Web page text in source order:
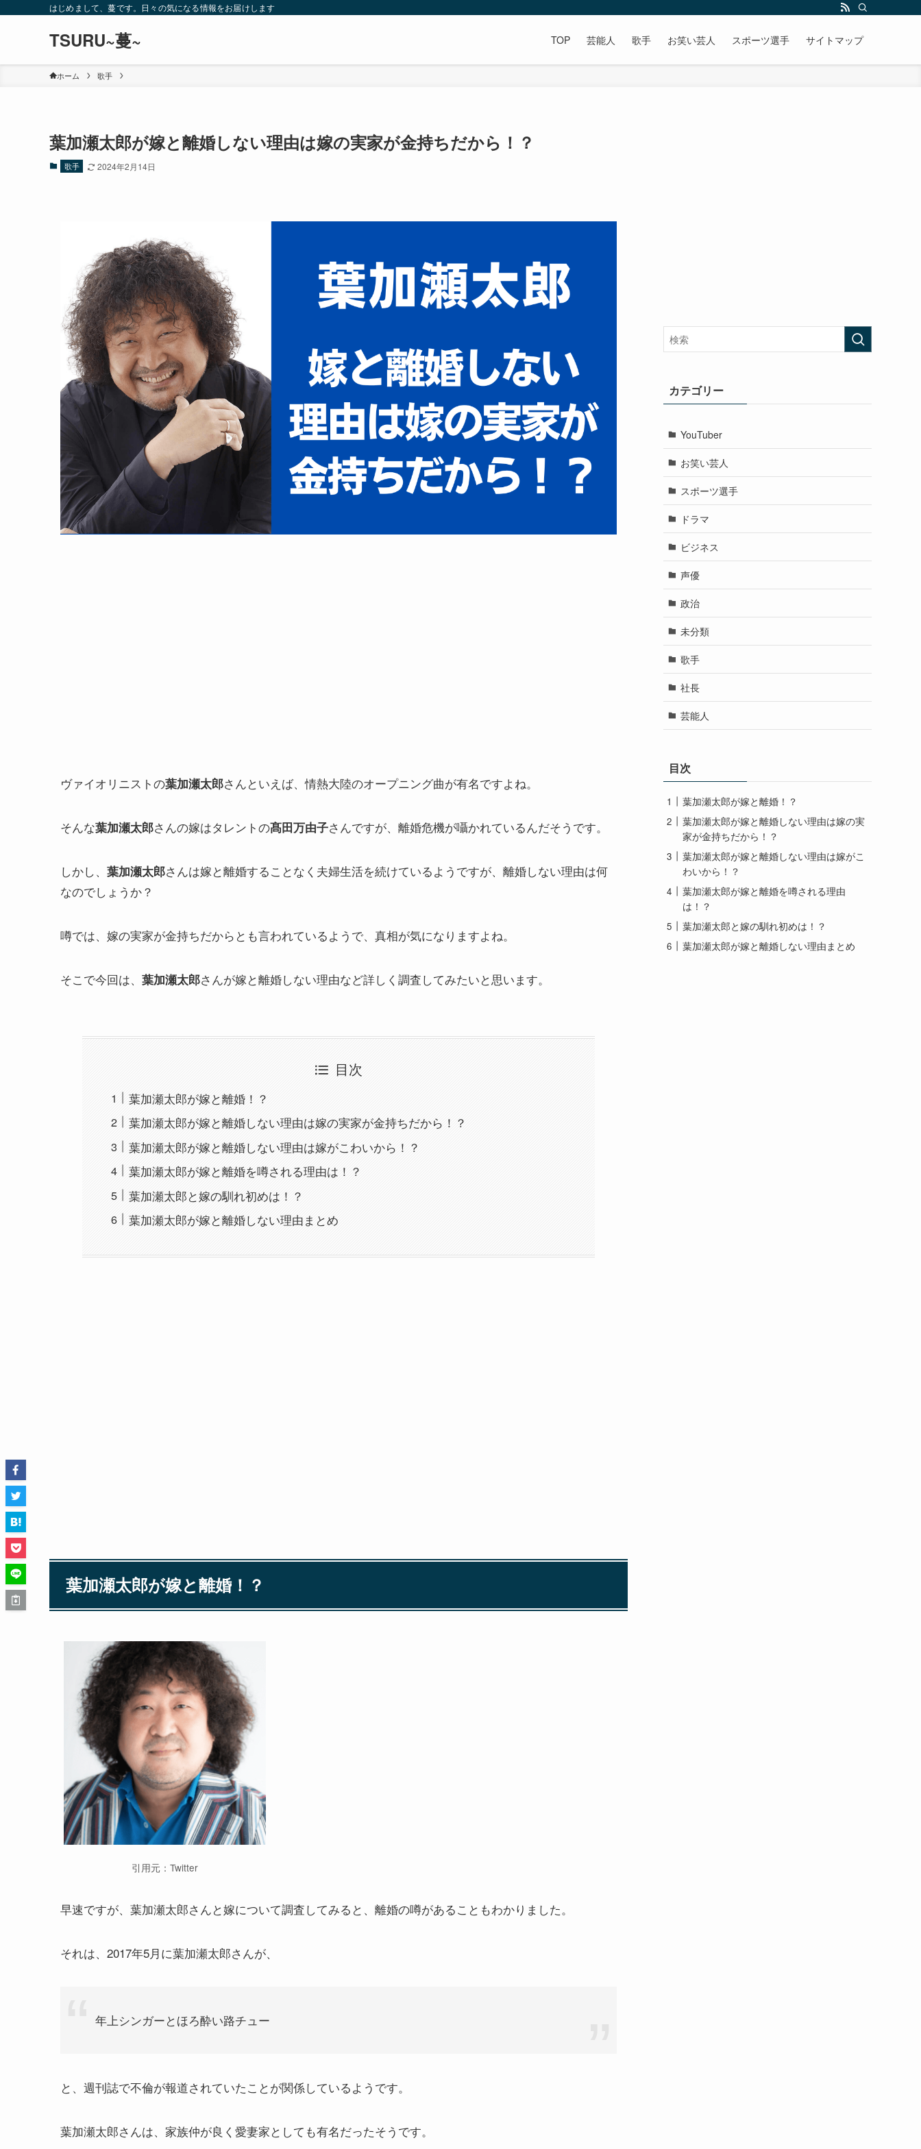
はじめまして、蔓です。日々の気になる情報をお届けします
TSURU~蔓~ TOP 芸能人 歌手 お笑い芸人 スポーツ選手 サイトマップ
ホーム 歌手
葉加瀬太郎が嫁と離婚しない理由は嫁の実家が金持ちだから！？
歌手 2024年2月14日
ヴァイオリニストの葉加瀬太郎さんといえば、情熱大陸のオープニング曲が有名ですよね。
そんな葉加瀬太郎さんの嫁はタレントの髙田万由子さんですが、離婚危機が囁かれているんだそうです。
しかし、 葉加瀬太郎さんは嫁と離婚することなく夫婦生活を続けているようですが、離婚しない理由は何
なのでしょうか？
噂では、嫁の実家が金持ちだからとも言われているようで、真相が気になりますよね。
そこで今回は、 葉加瀬太郎さんが嫁と離婚しない理由など詳しく調査してみたいと思います。
目次
葉加瀬太郎が嫁と離婚！？
葉加瀬太郎が嫁と離婚しない理由は嫁の実家が金持ちだから！？
葉加瀬太郎が嫁と離婚しない理由は嫁がこわいから！？
葉加瀬太郎が嫁と離婚を噂される理由は！？
葉加瀬太郎と嫁の馴れ初めは！？
葉加瀬太郎が嫁と離婚しない理由まとめ
葉加瀬太郎が嫁と離婚！？
引用元：Twitter
早速ですが、葉加瀬太郎さんと嫁について調査してみると、離婚の噂があることもわかりました。
それは、2017年5月に葉加瀬太郎さんが、
年上シンガーとほろ酔い路チュー
と、週刊誌で不倫が報道されていたことが関係しているようです。
葉加瀬太郎さんは、家族仲が良く愛妻家としても有名だったそうです。
カテゴリー
YouTuber
お笑い芸人
スポーツ選手
ドラマ
ビジネス
声優
政治
未分類
歌手
社長
芸能人
目次
葉加瀬太郎が嫁と離婚！？
葉加瀬太郎が嫁と離婚しない理由は嫁の実
家が金持ちだから！？
葉加瀬太郎が嫁と離婚しない理由は嫁がこ
わいから！？
葉加瀬太郎が嫁と離婚を噂される理由
は！？
葉加瀬太郎と嫁の馴れ初めは！？
葉加瀬太郎が嫁と離婚しない理由まとめ